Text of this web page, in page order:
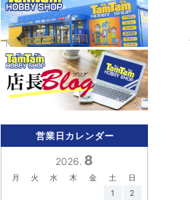
営業日カレンダー
2026. 8
月 火 水 木 金 土
日
1
2